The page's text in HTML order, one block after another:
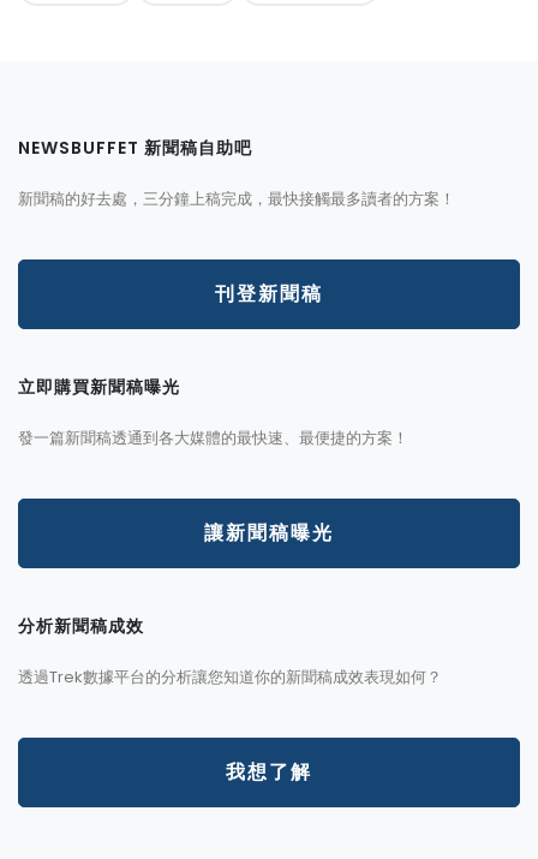
NEWSBUFFET 新聞稿自助吧
新聞稿的好去處，三分鐘上稿完成，最快接觸最多讀者的方案！
刊登新聞稿
立即購買新聞稿曝光
發一篇新聞稿透通到各大媒體的最快速、最便捷的方案！
讓新聞稿曝光
分析新聞稿成效
透過Trek數據平台的分析讓您知道你的新聞稿成效表現如何？
我想了解